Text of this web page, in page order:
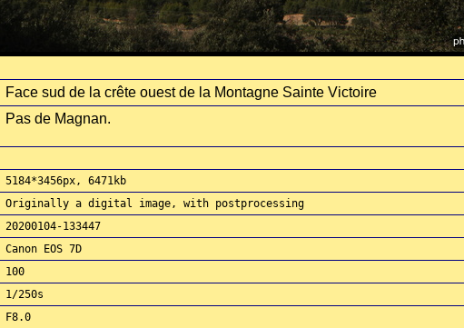
Face sud de la crête ouest de la Montagne Sainte Victoire
Pas de Magnan.
5184*3456px, 6471kb
Originally a digital image, with postprocessing
20200104-133447
Canon EOS 7D
100
1/250s
F8.0